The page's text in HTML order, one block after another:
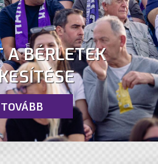
A BÉRLETEK
TOVÁBB